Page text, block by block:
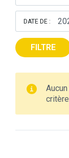
DATE DE :
FILTRE